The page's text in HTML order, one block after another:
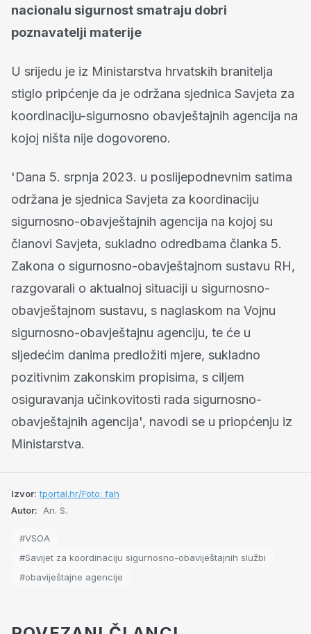
nacionalu sigurnost smatraju dobri
poznavatelji materije
U srijedu je iz Ministarstva hrvatskih branitelja
stiglo pripćenje da je održana sjednica Savjeta za
koordinaciju-sigurnosno obavještajnih agencija na
kojoj ništa nije dogovoreno.
'Dana 5. srpnja 2023. u poslijepodnevnim satima
održana je sjednica Savjeta za koordinaciju
sigurnosno-obavještajnih agencija na kojoj su
članovi Savjeta, sukladno odredbama članka 5.
Zakona o sigurnosno-obavještajnom sustavu RH,
razgovarali o aktualnoj situaciji u sigurnosno-
obavještajnom sustavu, s naglaskom na Vojnu
sigurnosno-obavještajnu agenciju, te će u
sljedećim danima predložiti mjere, sukladno
pozitivnim zakonskim propisima, s ciljem
osiguravanja učinkovitosti rada sigurnosno-
obavještajnih agencija', navodi se u priopćenju iz
Ministarstva.
Izvor: tportal.hr/Foto: fah
Autor:
An. S.
#VSOA
#Savijet za koordinaciju sigurnosno-obaviještajnih službi
#obaviještajne agencije